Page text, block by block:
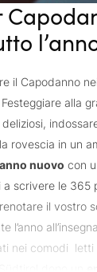
il Capodanno
Festeggiare alla
rovescia in un
nuovo con
scrivere le 365
il vostro
l’anno
nei comodi letti